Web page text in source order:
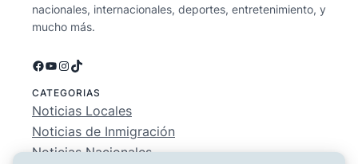
nacionales, internacionales, deportes, entretenimiento, y
mucho más.
Facebook
YouTube
Instagram
TikTok
CATEGORIAS
Noticias Locales
Noticias de Inmigración
Noticias Nacionales